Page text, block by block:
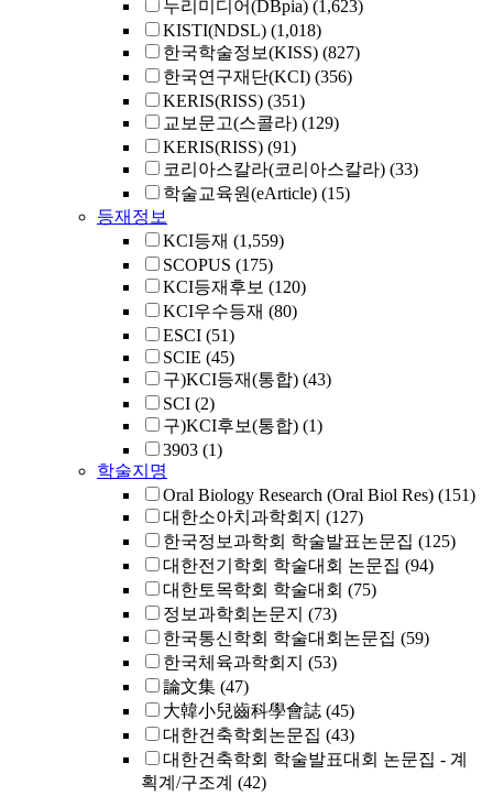
누리미디어(DBpia) (1,623)
KISTI(NDSL) (1,018)
한국학술정보(KISS) (827)
한국연구재단(KCI) (356)
KERIS(RISS) (351)
교보문고(스콜라) (129)
KERIS(RISS) (91)
코리아스칼라(코리아스칼라) (33)
학술교육원(eArticle) (15)
등재정보
KCI등재 (1,559)
SCOPUS (175)
KCI등재후보 (120)
KCI우수등재 (80)
ESCI (51)
SCIE (45)
구)KCI등재(통합) (43)
SCI (2)
구)KCI후보(통합) (1)
3903 (1)
학술지명
Oral Biology Research (Oral Biol Res) (151)
대한소아치과학회지 (127)
한국정보과학회 학술발표논문집 (125)
대한전기학회 학술대회 논문집 (94)
대한토목학회 학술대회 (75)
정보과학회논문지 (73)
한국통신학회 학술대회논문집 (59)
한국체육과학회지 (53)
論文集 (47)
大韓小兒齒科學會誌 (45)
대한건축학회논문집 (43)
대한건축학회 학술발표대회 논문집 - 계
획계/구조계 (42)